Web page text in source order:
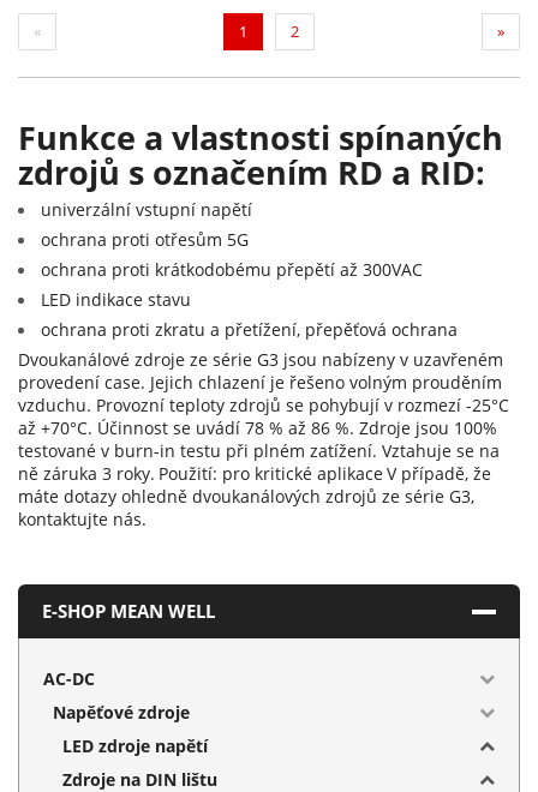
« 1 (current)
2 »
Funkce a vlastnosti spínaných
zdrojů s označením RD a RID:
univerzální vstupní napětí
ochrana proti otřesům 5G
ochrana proti krátkodobému přepětí až 300VAC
LED indikace stavu
ochrana proti zkratu a přetížení, přepěťová ochrana
Dvoukanálové zdroje ze série G3 jsou nabízeny v uzavřeném
provedení case. Jejich chlazení je řešeno volným prouděním
vzduchu. Provozní teploty zdrojů se pohybují v rozmezí -25°C
až +70°C. Účinnost se uvádí 78 % až 86 %. Zdroje jsou 100%
testované v burn-in testu při plném zatížení. Vztahuje se na
ně záruka 3 roky. Použití: pro kritické aplikaceV případě, že
máte dotazy ohledně dvoukanálových zdrojů ze série G3,
kontaktujte nás.
E-SHOP MEAN WELL
AC-DC
Napěťové zdroje
LED zdroje napětí
Zdroje na DIN lištu